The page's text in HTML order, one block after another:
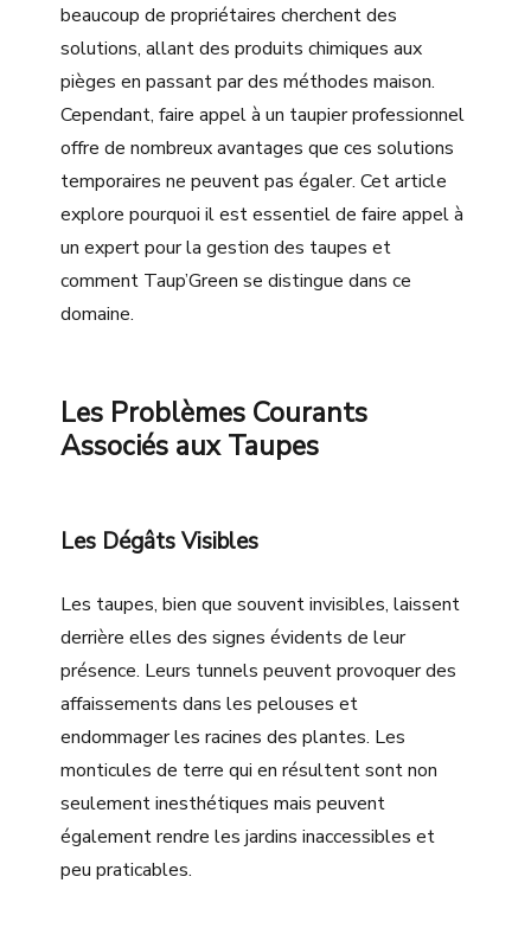
beaucoup de propriétaires cherchent des
solutions, allant des produits chimiques aux
pièges en passant par des méthodes maison.
Cependant, faire appel à un taupier professionnel
offre de nombreux avantages que ces solutions
temporaires ne peuvent pas égaler. Cet article
explore pourquoi il est essentiel de faire appel à
un expert pour la gestion des taupes et
comment Taup’Green se distingue dans ce
domaine.
Les Problèmes Courants
Associés aux Taupes
Les Dégâts Visibles
Les taupes, bien que souvent invisibles, laissent
derrière elles des signes évidents de leur
présence. Leurs tunnels peuvent provoquer des
affaissements dans les pelouses et
endommager les racines des plantes. Les
monticules de terre qui en résultent sont non
seulement inesthétiques mais peuvent
également rendre les jardins inaccessibles et
peu praticables.